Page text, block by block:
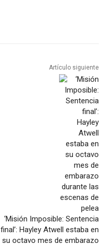
Artículo siguiente
‘Misión Imposible: Sentencia
final’: Hayley Atwell estaba en
su octavo mes de embarazo